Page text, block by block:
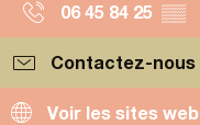
06 45 84 25 ▒▒
Contactez-nous
Voir les sites web